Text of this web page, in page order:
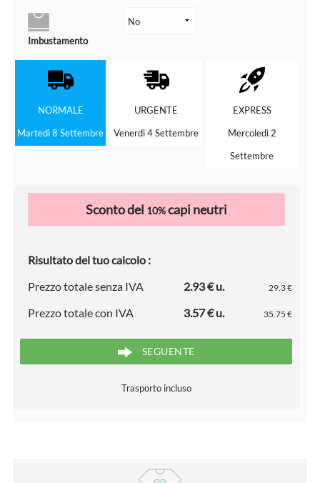
Imbustamento
NORMALE
Martedì 8 Settembre
URGENTE
Venerdì 4 Settembre
EXPRESS
Mercoledì 2
Settembre
Sconto del 10%capi neutri
Risultato del tuo calcolo :
Prezzo totale senza IVA
2.93 € u. 29.3 €
Prezzo totale con IVA 3.57 € u. 35.75 €
SEGUENTE
Trasporto incluso